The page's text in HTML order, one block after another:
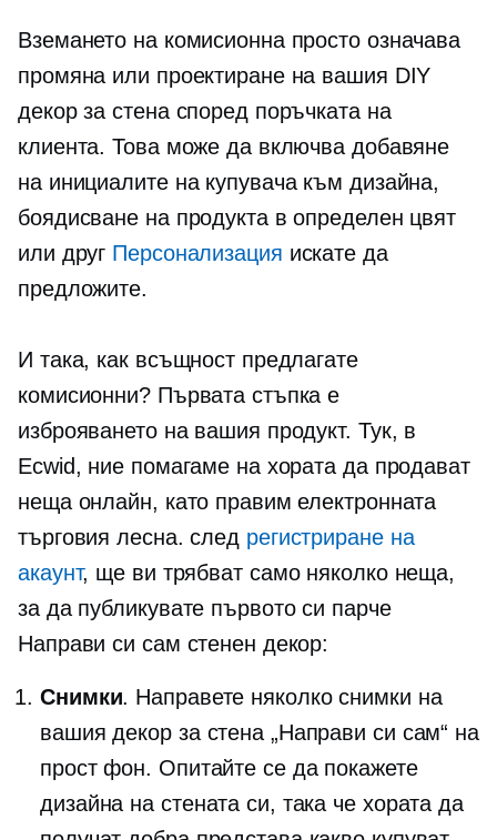
Вземането на комисионна просто означава
промяна или проектиране на вашия DIY
декор за стена според поръчката на
клиента. Това може да включва добавяне
на инициалите на купувача към дизайна,
боядисване на продукта в определен цвят
или друг Персонализация искате да
предложите.
И така, как всъщност предлагате
комисионни? Първата стъпка е
изброяването на вашия продукт. Тук, в
Ecwid, ние помагаме на хората да продават
неща онлайн, като правим електронната
търговия лесна. след регистриране на
акаунт, ще ви трябват само няколко неща,
за да публикувате първото си парче
Направи си сам стенен декор:
Снимки. Направете няколко снимки на
вашия декор за стена „Направи си сам“ на
прост фон. Опитайте се да покажете
дизайна на стената си, така че хората да